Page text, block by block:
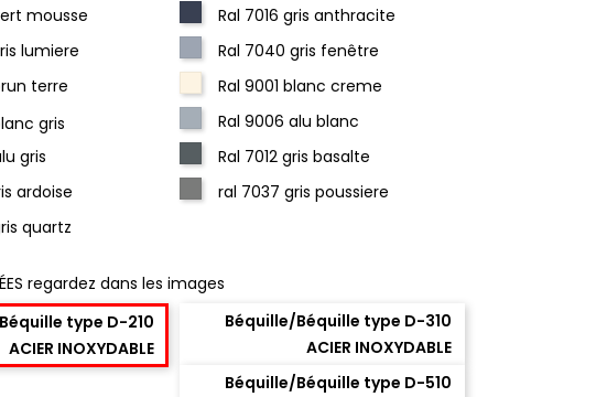
mousse
Ral 7016 gris anthracite
lumiere
Ral 7040 gris fenêtre
terre
Ral 9001 blanc creme
gris
Ral 9006 alu blanc
gris
Ral 7012 gris basalte
ardoise
ral 7037 gris poussiere
quartz
regardez dans les images
type D-210
ACIER INOXYDABLE
Béquille/Béquille type D-310
ACIER INOXYDABLE
Béquille/Béquille type D-510